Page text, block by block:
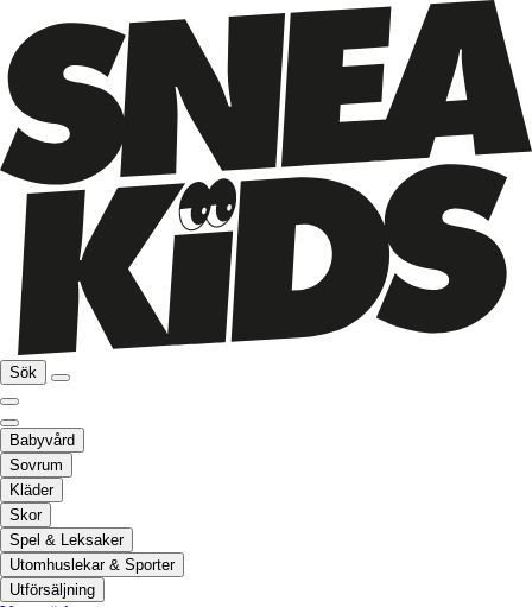
Sök
Babyvård
Sovrum
Kläder
Skor
Spel & Leksaker
Utomhuslekar & Sporter
Utförsäljning